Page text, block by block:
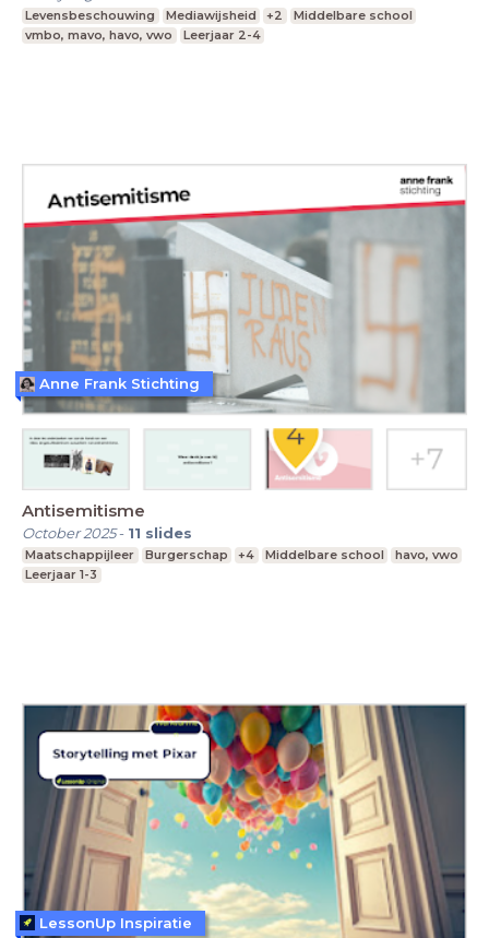
Levensbeschouwing Mediawijsheid +2
Middelbare school
vmbo, mavo, havo, vwo
Leerjaar 2-4
Antisemitisme
October 2025- 11 slides
Maatschappijleer Burgerschap +4 Middelbare school
havo, vwo
Leerjaar 1-3
Anne Frank Stichting
LessonUp Inspiratie